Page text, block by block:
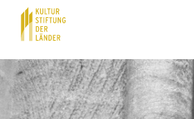
Hauptnavigation